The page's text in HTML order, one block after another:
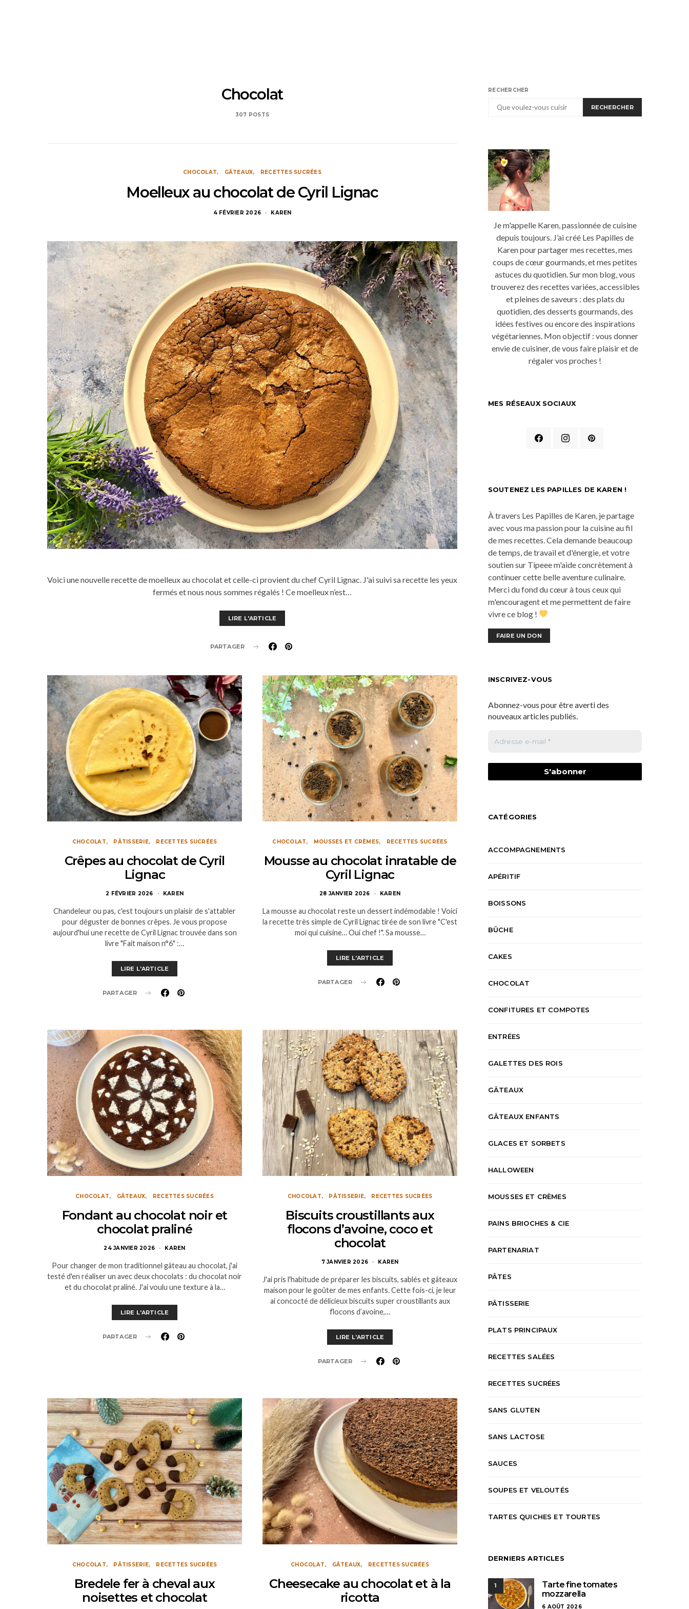
Chocolat
307 POSTS
CHOCOLAT GÂTEAUX RECETTES SUCRÉES
Moelleux au chocolat de Cyril Lignac
4 FÉVRIER 2026 KAREN
Voici une nouvelle recette de moelleux au chocolat et celle-ci provient du chef Cyril Lignac. J'ai suivi sa recette les yeux
fermés et nous nous sommes régalés ! Ce moelleux n’est…
LIRE L'ARTICLE
PARTAGER
CHOCOLAT PÂTISSERIE RECETTES SUCRÉES
Crêpes au chocolat de Cyril
Lignac
2 FÉVRIER 2026 KAREN
Chandeleur ou pas, c'est toujours un plaisir de s'attabler
pour déguster de bonnes crêpes. Je vous propose
aujourd'hui une recette de Cyril Lignac trouvée dans son
livre "Fait maison n°6" :…
LIRE L'ARTICLE
PARTAGER
CHOCOLAT MOUSSES ET CRÈMES RECETTES SUCRÉES
Mousse au chocolat inratable de
Cyril Lignac
28 JANVIER 2026 KAREN
La mousse au chocolat reste un dessert indémodable ! Voici
la recette très simple de Cyril Lignac tirée de son livre "C'est
moi qui cuisine… Oui chef !". Sa mousse…
LIRE L'ARTICLE
PARTAGER
CHOCOLAT GÂTEAUX RECETTES SUCRÉES
Fondant au chocolat noir et
chocolat praliné
24 JANVIER 2026 KAREN
Pour changer de mon traditionnel gâteau au chocolat, j'ai
testé d'en réaliser un avec deux chocolats : du chocolat noir
et du chocolat praliné. J'ai voulu une texture à la…
LIRE L'ARTICLE
PARTAGER
CHOCOLAT PÂTISSERIE RECETTES SUCRÉES
Biscuits croustillants aux
flocons d’avoine, coco et
chocolat
7 JANVIER 2026 KAREN
J'ai pris l'habitude de préparer les biscuits, sablés et gâteaux
maison pour le goûter de mes enfants. Cette fois-ci, je leur
ai concocté de délicieux biscuits super croustillants aux
flocons d’avoine,…
LIRE L'ARTICLE
PARTAGER
CHOCOLAT PÂTISSERIE RECETTES SUCRÉES
Bredele fer à cheval aux
noisettes et chocolat
CHOCOLAT GÂTEAUX RECETTES SUCRÉES
Cheesecake au chocolat et à la
ricotta
RECHERCHER
RECHERCHER
Je m'appelle Karen, passionnée de cuisine
depuis toujours. J’ai créé Les Papilles de
Karen pour partager mes recettes, mes
coups de cœur gourmands, et mes petites
astuces du quotidien. Sur mon blog, vous
trouverez des recettes variées, accessibles
et pleines de saveurs : des plats du
quotidien, des desserts gourmands, des
idées festives ou encore des inspirations
végétariennes. Mon objectif : vous donner
envie de cuisiner, de vous faire plaisir et de
régaler vos proches !
MES RÉSEAUX SOCIAUX
SOUTENEZ LES PAPILLES DE KAREN !
À travers Les Papilles de Karen, je partage
avec vous ma passion pour la cuisine au fil
de mes recettes. Cela demande beaucoup
de temps, de travail et d'énergie, et votre
soutien sur Tipeee m'aide concrètement à
continuer cette belle aventure culinaire.
Merci du fond du cœur à tous ceux qui
m'encouragent et me permettent de faire
vivre ce blog !
FAIRE UN DON
INSCRIVEZ-VOUS
Abonnez-vous pour être averti des
nouveaux articles publiés.
CATÉGORIES
ACCOMPAGNEMENTS
APÉRITIF
BOISSONS
BÛCHE
CAKES
CHOCOLAT
CONFITURES ET COMPOTES
ENTRÉES
GALETTES DES ROIS
GÂTEAUX
GÂTEAUX ENFANTS
GLACES ET SORBETS
HALLOWEEN
MOUSSES ET CRÈMES
PAINS BRIOCHES & CIE
PARTENARIAT
PÂTES
PÂTISSERIE
PLATS PRINCIPAUX
RECETTES SALÉES
RECETTES SUCRÉES
SANS GLUTEN
SANS LACTOSE
SAUCES
SOUPES ET VELOUTÉS
TARTES QUICHES ET TOURTES
DERNIERS ARTICLES
1
Tarte fine tomates
mozzarella
6 AOÛT 2026